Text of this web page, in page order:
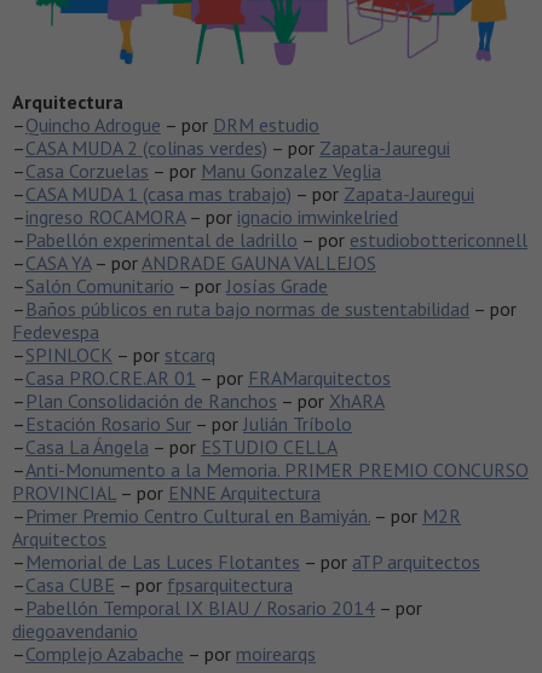
Arquitectura
–Quincho Adrogue – por DRM estudio
–CASA MUDA 2 (colinas verdes) – por Zapata-Jauregui
–Casa Corzuelas – por Manu Gonzalez Veglia
–CASA MUDA 1 (casa mas trabajo) – por Zapata-Jauregui
–ingreso ROCAMORA– por ignacio imwinkelried
– Pabellón experimental de ladrillo – por estudiobottericonnell
–CASA YA– por ANDRADE GAUNA VALLEJOS
–Salón Comunitario – por Josías Grade
– Baños públicos en ruta bajo normas de sustentabilidad – por
Fedevespa
–SPINLOCK – por stcarq
–Casa PRO.CRE.AR 01 – por FRAMarquitectos
– Plan Consolidación de Ranchos – por XhARA
– Estación Rosario Sur – por Julián Tríbolo
–Casa La Ángela – por ESTUDIO CELLA
–Anti-Monumento a la Memoria. PRIMER PREMIO CONCURSO
PROVINCIAL – por ENNE Arquitectura
– Primer Premio Centro Cultural en Bamiyán. – por M2R
Arquitectos
– Memorial de Las Luces Flotantes – por aTP arquitectos
–Casa CUBE – por fpsarquitectura
– Pabellón Temporal IX BIAU / Rosario 2014 – por
diegoavendanio
–Complejo Azabache – por moirearqs